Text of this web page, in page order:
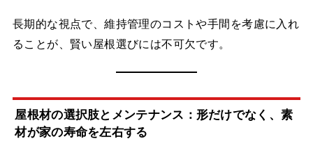
長期的な視点で、維持管理のコストや手間を考慮に入れ
ることが、賢い屋根選びには不可欠です。
屋根材の選択肢とメンテナンス：形だけでなく、素
材が家の寿命を左右する